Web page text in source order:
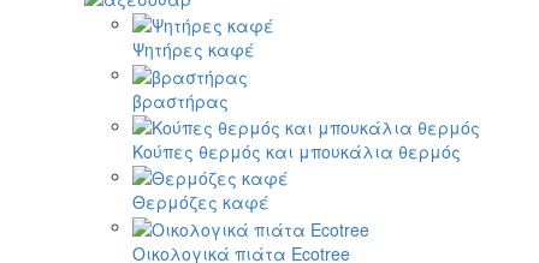
Ψητήρες καφέ
βραστήρας
Κούπες θερμός και μπουκάλια θερμός
Θερμόζες καφέ
Οικολογικά πιάτα Ecotree